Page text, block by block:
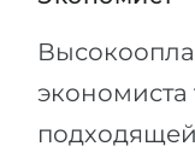
экономиста